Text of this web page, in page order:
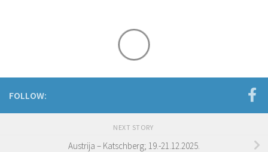
FOLLOW:
NEXT STORY
Austrija – Katschberg; 19.-21.12.2025.